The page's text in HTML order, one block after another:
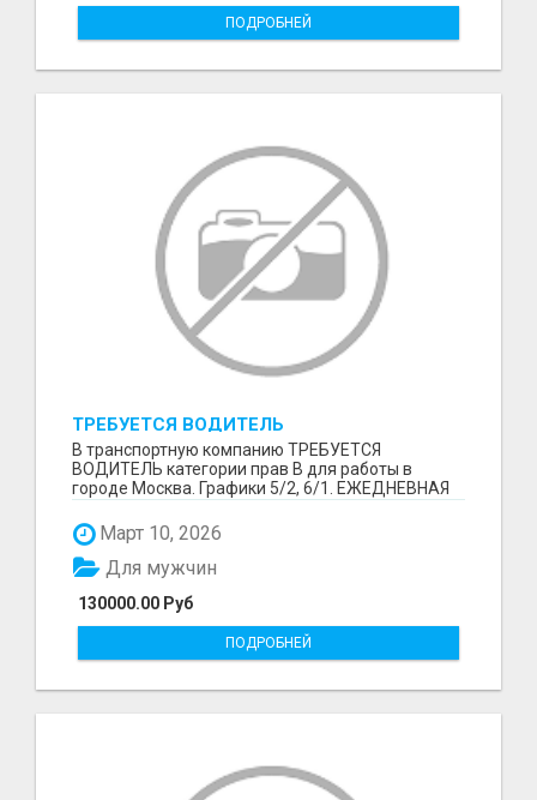
ПОДРОБНЕЙ
ТРЕБУЕТСЯ ВОДИТЕЛЬ
В транспортную компанию ТРЕБУЕТСЯ
ВОДИТЕЛЬ категории прав В для работы в
городе Москва. Графики 5/2, 6/1. ЕЖЕДНЕВНАЯ
Март 10, 2026
130000.00 Руб
Для мужчин
ПОДРОБНЕЙ